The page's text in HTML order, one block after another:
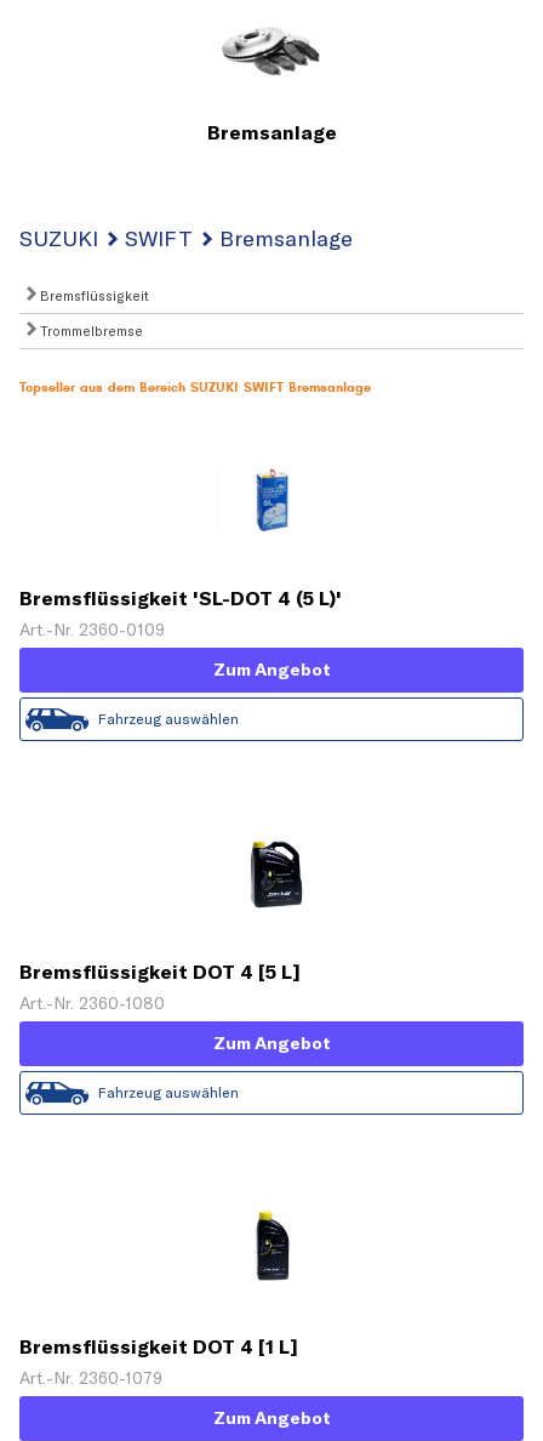
Bremsanlage
SUZUKI SWIFT Bremsanlage
Bremsflüssigkeit
Trommelbremse
Topseller aus dem Bereich SUZUKI SWIFT Bremsanlage
Bremsflüssigkeit 'SL-DOT 4 (5 L)'
Art.-Nr. 2360-0109
Zum Angebot
Fahrzeug auswählen
Bremsflüssigkeit DOT 4 [5 L]
Art.-Nr. 2360-1080
Zum Angebot
Fahrzeug auswählen
Bremsflüssigkeit DOT 4 [1 L]
Art.-Nr. 2360-1079
Zum Angebot